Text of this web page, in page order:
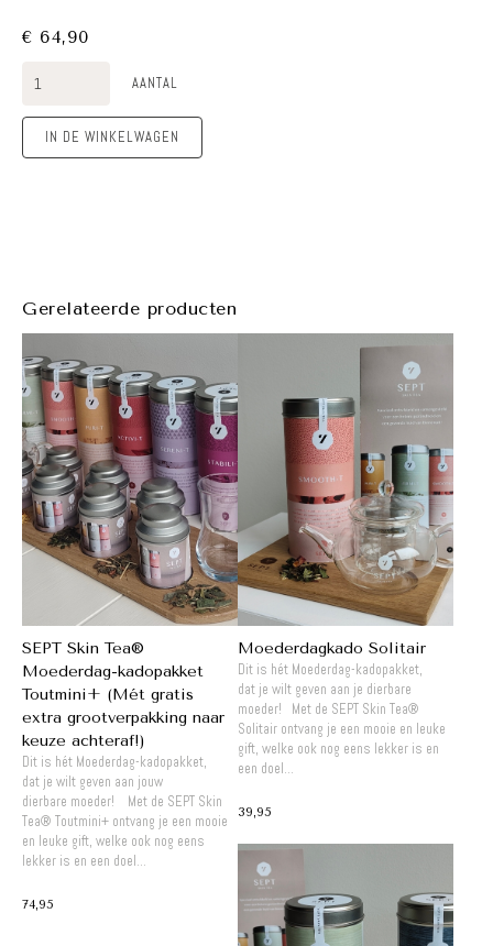
€ 64,90
AANTAL
IN DE WINKELWAGEN
Gerelateerde producten
SEPT Skin Tea®
Moederdag-kadopakket
Toutmini+ (Mét gratis
extra grootverpakking naar
keuze achteraf!)
Dit is hét Moederdag-kadopakket,
dat je wilt geven aan jouw
dierbare moeder! Met de SEPT Skin
Tea® Toutmini+ ontvang je een mooie
en leuke gift, welke ook nog eens
lekker is en een doel...
74,95
Moederdagkado Solitair
Dit is hét Moederdag-kadopakket,
dat je wilt geven aan je dierbare
moeder! Met de SEPT Skin Tea®
Solitair ontvang je een mooie en leuke
gift, welke ook nog eens lekker is en
een doel...
39,95